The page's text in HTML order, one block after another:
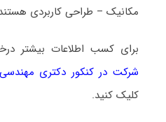
مکانیک – طراحی کاربردی
برای کسب اطلاعات بیشتر
شرکت در کنکور دکتری
کلیک کنید.